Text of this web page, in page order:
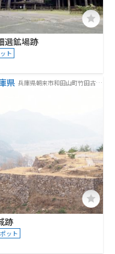
選鉱場跡
ト
県 兵庫県朝来市和田山町竹田古城
跡
ット